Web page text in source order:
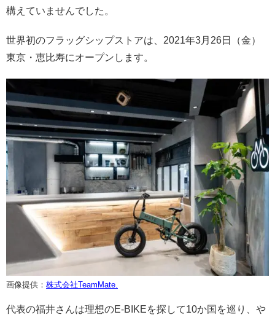
構えていませんでした。
世界初のフラッグシップストアは、2021年3月26日（金）
東京・恵比寿にオープンします。
画像提供： 株式会社TeamMate.
代表の福井さんは理想のE-BIKEを探して10か国を巡り、や